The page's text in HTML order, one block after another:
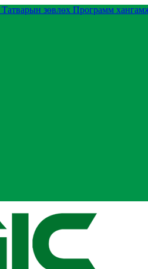
Татварын зөвлөх Программ